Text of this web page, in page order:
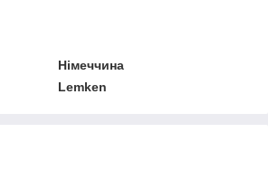
Німеччина
Lemken